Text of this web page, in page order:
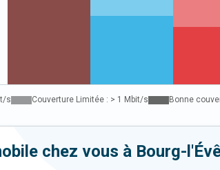
s Couverture Limitée : > 1 Mbit/s Bonne
chez vous à Bourg-